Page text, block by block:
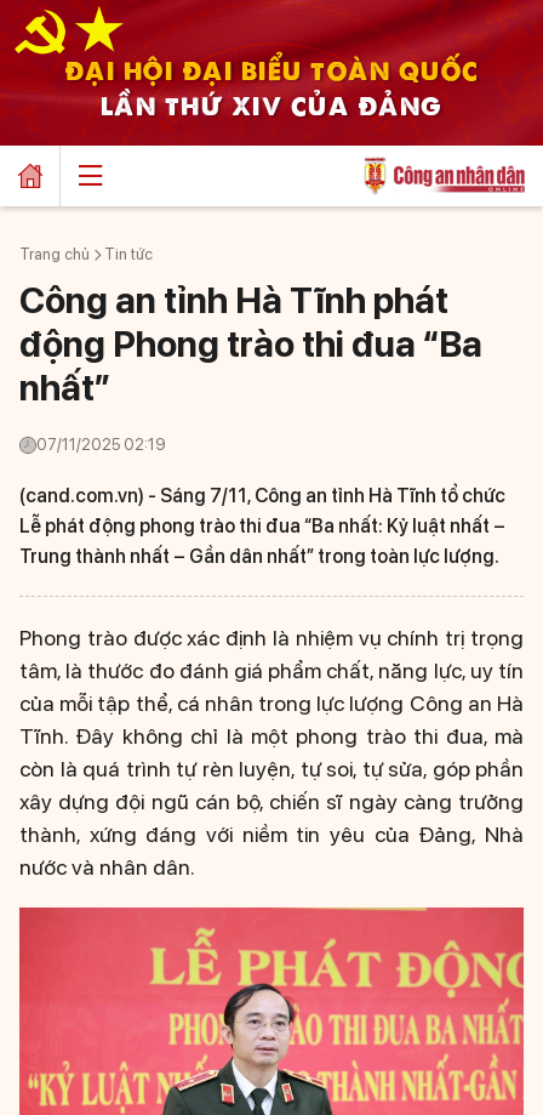
ĐẠI HỘI ĐẠI BIỂU TOÀN QUỐC
LẦN THỨ XIV CỦA ĐẢNG
Trang chủ Tin tức
Công an tỉnh Hà Tĩnh phát
động Phong trào thi đua “Ba
nhất”
07/11/2025 02:19
(cand.com.vn) - Sáng 7/11, Công an tỉnh Hà Tĩnh tổ chức
Lễ phát động phong trào thi đua “Ba nhất: Kỷ luật nhất –
Trung thành nhất – Gần dân nhất” trong toàn lực lượng.
Phong trào được xác định là nhiệm vụ chính trị trọng
tâm, là thước đo đánh giá phẩm chất, năng lực, uy tín
của mỗi tập thể, cá nhân trong lực lượng Công an Hà
Tĩnh. Đây không chỉ là một phong trào thi đua, mà
còn là quá trình tự rèn luyện, tự soi, tự sửa, góp phần
xây dựng đội ngũ cán bộ, chiến sĩ ngày càng trưởng
thành, xứng đáng với niềm tin yêu của Đảng, Nhà
nước và nhân dân.